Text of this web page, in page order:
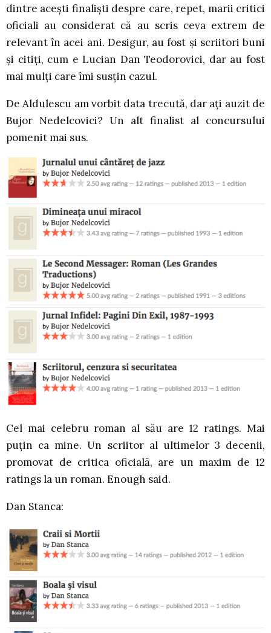
dintre acești finaliști despre care, repet, marii critici
oficiali au considerat că au scris ceva extrem de
relevant în acei ani. Desigur, au fost și scriitori buni
și citiți, cum e Lucian Dan Teodorovici, dar au fost
mai mulți care îmi susțin cazul.
De Aldulescu am vorbit data trecută, dar ați auzit de
Bujor Nedelcovici? Un alt finalist al concursului
pomenit mai sus.
Cel mai celebru roman al său are 12 ratings. Mai
puțin ca mine. Un scriitor al ultimelor 3 decenii,
promovat de critica oficială, are un maxim de 12
ratings la un roman. Enough said.
Dan Stanca: